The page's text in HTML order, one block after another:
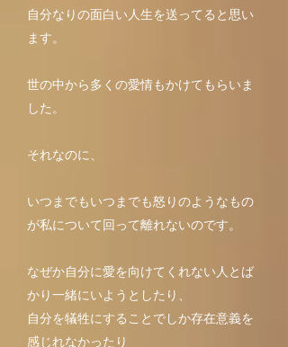
自分なりの面白い人生を送ってると思い
ます。
世の中から多くの愛情もかけてもらいま
した。
それなのに、
いつまでもいつまでも怒りのようなもの
が私について回って離れないのです。
なぜか自分に愛を向けてくれない人とば
かり一緒にいようとしたり、
自分を犠牲にすることでしか存在意義を
感じれなかったり